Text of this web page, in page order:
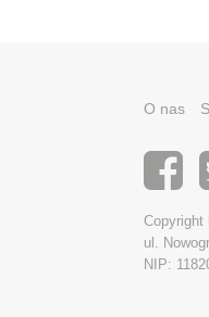
O nas
Copyright
ul.
NIP: